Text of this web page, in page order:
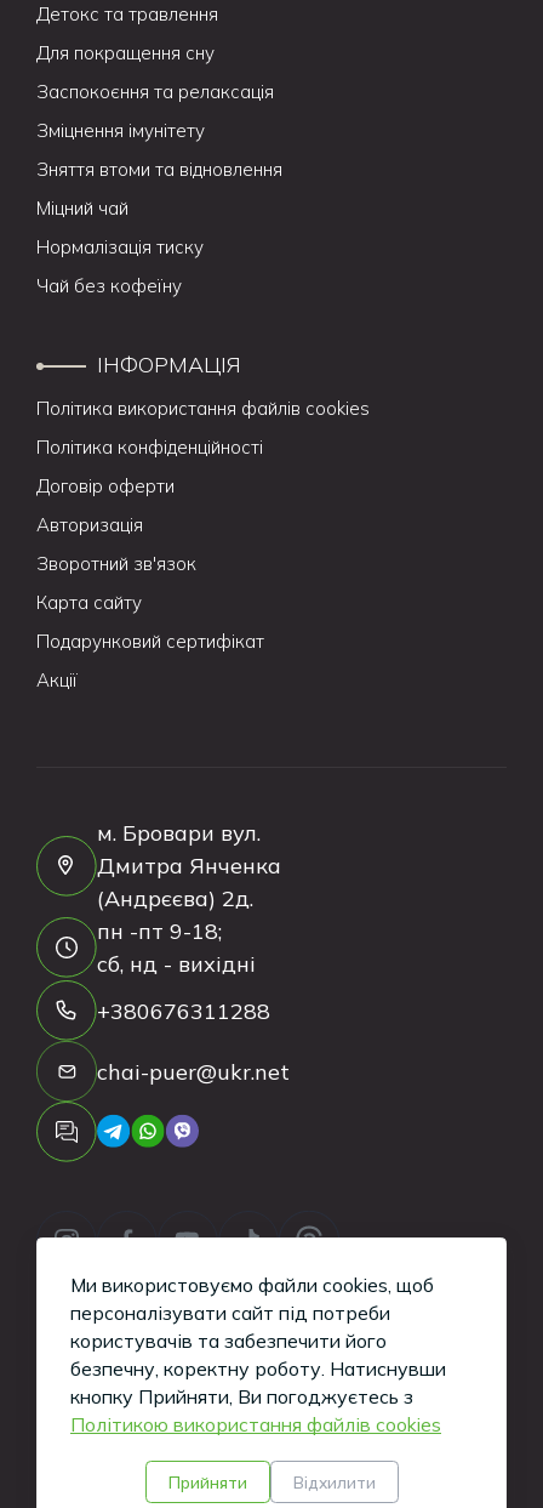
Детокс та травлення
Для покращення сну
Заспокоєння та релаксація
Зміцнення імунітету
Зняття втоми та відновлення
Міцний чай
Нормалізація тиску
Чай без кофеїну
ІНФОРМАЦІЯ
Політика використання файлів cookies
Політика конфіденційності
Договір оферти
Авторизація
Зворотний зв'язок
Карта сайту
Подарунковий сертифікат
Акції
м. Бровари вул.
Дмитра Янченка
(Андрєєва) 2д.
пн -пт 9-18;
сб, нд - вихідні
+380676311288
chai-puer@ukr.net
Copyright ©2026Tea-Puer. All Rights
Reserved.
Кажуть, такі сайти вміють робити хлопці з
iWeb
Ми використовуємо файли cookies, щоб
персоналізувати сайт під потреби
користувачів та забезпечити його
безпечну, коректну роботу. Натиснувши
кнопку Прийняти, Ви погоджуєтесь з
Політикою використання файлів cookies
Прийняти Відхилити